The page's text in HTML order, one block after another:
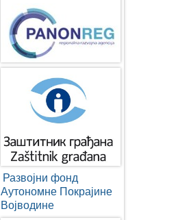
Развојни фонд
Аутономне Покрајине
Војводине